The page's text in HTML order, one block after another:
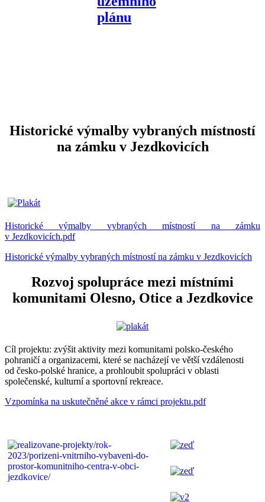
Historické výmalby vybraných místností
na zámku v Jezdkovicích
Historické výmalby vybraných místností na zámku
v Jezdkovicích.pdf
Historické výmalby vybraných místností na zámku v Jezdkovicích
Rozvoj spolupráce mezi místními
komunitami Olesno, Otice a Jezdkovice
Cíl projektu: zvýšit aktivity mezi komunitami polsko-českého
pohraničí a organizacemi, které se nacházejí ve větší vzdálenosti
od česko-polské hranice, a prohloubit spolupráci v oblasti
společenské, kulturní a sportovní rekreace.
Vzpomínka na uskutečněné akce v rámci projektu.pdf